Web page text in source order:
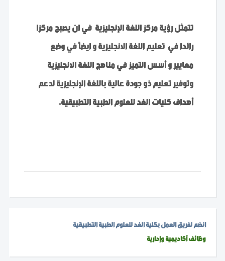
انضم لفريق العمل بكلية الغد للعلوم الطبية التطبيقية
وظائف أكاديمية وإدارية
تتمثل رؤية مركز اللغة الإنجليزية في ان يصبح مركزا
رائدا في تعليم اللغة الانجليزية و ايضاً في وضع
معايير و أسس التميز في مناهج اللغة الانجليزية
وتوفير تعليم ذو جودة عالية باللغة الإنجليزية لدعم
أهداف كليات الغد للعلوم الطبية التطبيقية.